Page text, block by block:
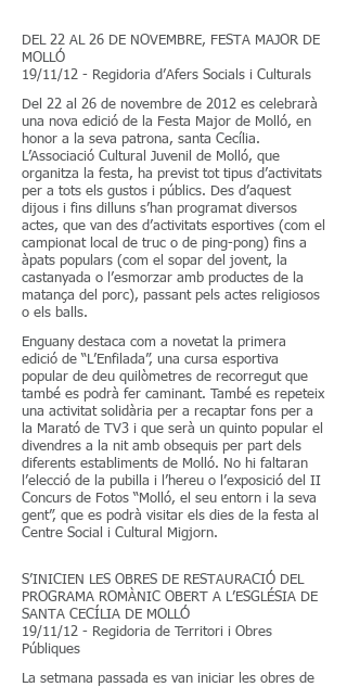
DEL 22 AL 26 DE NOVEMBRE, FESTA MAJOR DE
MOLLÓ
19/11/12 - Regidoria d’Afers Socials i Culturals
Del 22 al 26 de novembre de 2012 es celebrarà
una nova edició de la Festa Major de Molló, en
honor a la seva patrona, santa Cecília.
L’Associació Cultural Juvenil de Molló, que
organitza la festa, ha previst tot tipus d’activitats
per a tots els gustos i públics. Des d’aquest
dijous i fins dilluns s’han programat diversos
actes, que van des d’activitats esportives (com el
campionat local de truc o de ping-pong) fins a
àpats populars (com el sopar del jovent, la
castanyada o l’esmorzar amb productes de la
matança del porc), passant pels actes religiosos
o els balls.
Enguany destaca com a novetat la primera
edició de “L’Enfilada”, una cursa esportiva
popular de deu quilòmetres de recorregut que
també es podrà fer caminant. També es repeteix
una activitat solidària per a recaptar fons per a
la Marató de TV3 i que serà un quinto popular el
divendres a la nit amb obsequis per part dels
diferents establiments de Molló. No hi faltaran
l’elecció de la pubilla i l’hereu o l’exposició del II
Concurs de Fotos “Molló, el seu entorn i la seva
gent”, que es podrà visitar els dies de la festa al
Centre Social i Cultural Migjorn.
S’INICIEN LES OBRES DE RESTAURACIÓ DEL
PROGRAMA ROMÀNIC OBERT A L’ESGLÉSIA DE
SANTA CECÍLIA DE MOLLÓ​
19/11/12 - Regidoria de Territori i Obres
Públiques
La setmana passada es van iniciar les obres de